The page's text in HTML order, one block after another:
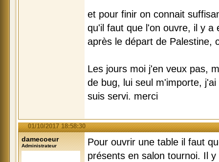
et pour finir on connait
qu'il faut que l'on ouvre, il y a
après le départ de Palestine,
Les jours moi j'en veux pas,
de bug, lui seul m'importe,
suis servi. merci
01/10/2017 18:58:30
damecoeur
Administrateur
Pour ouvrir une table il faut
présents en salon tournoi. Il